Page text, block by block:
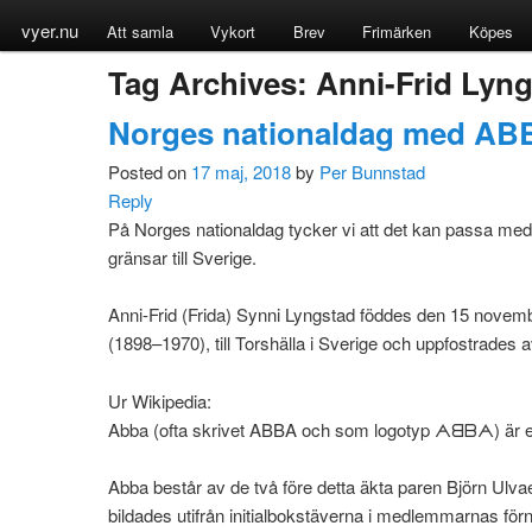
vyer.nu Att samla Vykort Brev Frimärken Köpes
Tag Archives: Anni-Frid
Norges nationaldag med
Posted on 17 maj, 2018by Per Bunnstad
Reply
På Norges nationaldag tycker vi att det kan passa
gränsar till Sverige.
Anni-Frid (Frida) Synni Lyngstad föddes den 15
(1898–1970), till Torshälla i Sverige och uppfostrades
Ur Wikipedia:
Abba (ofta skrivet ABBA och som logotyp ᗅᗺᗷᗅ) är
Abba består av de två före detta äkta paren Björn
bildades utifrån initialbokstäverna i medlemmarnas